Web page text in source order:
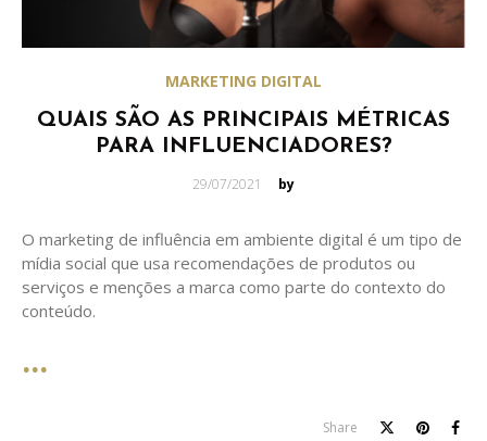
MARKETING DIGITAL
QUAIS SÃO AS PRINCIPAIS MÉTRICAS
PARA INFLUENCIADORES?
Posted
29/07/2021 by
O marketing de influência em ambiente digital é um tipo de
mídia social que usa recomendações de produtos ou
serviços e menções a marca como parte do contexto do
conteúdo.
Share